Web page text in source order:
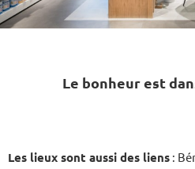
Le bonheur est
Les lieux sont aussi des liens :